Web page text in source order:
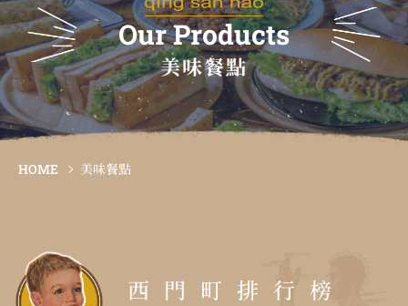
最新消息
美味餐點
Our Products
美味餐點
HOME 美味餐點
西門町排行榜